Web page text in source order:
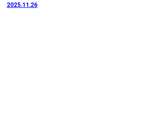
2025.11.26